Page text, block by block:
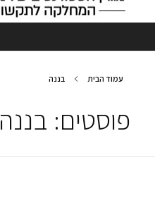
עמוד הבית בננה
פוסטים: בננה